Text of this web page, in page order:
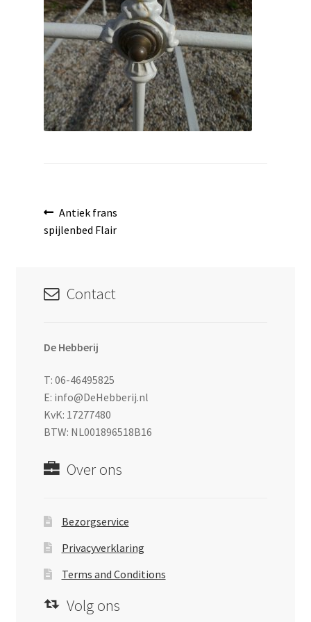
Bericht
navigatie
Vorig
bericht:
Antiek frans
spijlenbed Flair
Contact
De Hebberij
T: 06-46495825
E: info@DeHebberij.nl
KvK: 17277480
BTW: NL001896518B16
Over ons
Bezorgservice
Privacyverklaring
Terms and Conditions
Volg ons